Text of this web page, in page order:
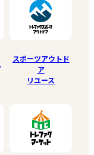
スポーツアウトド
ア
リユース